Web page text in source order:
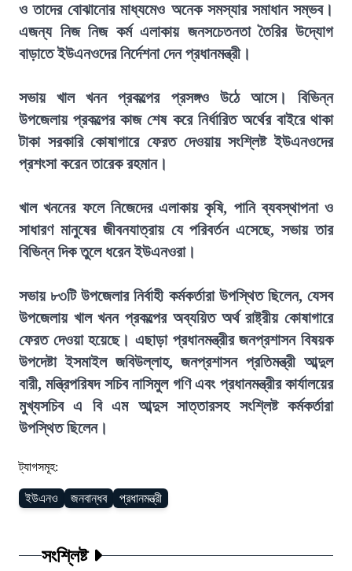
ও তাদের বোঝানোর মাধ্যমেও অনেক সমস্যার সমাধান সম্ভব।
এজন্য নিজ নিজ কর্ম এলাকায় জনসচেতনতা তৈরির উদ্যোগ
বাড়াতে ইউএনওদের নির্দেশনা দেন প্রধানমন্ত্রী।
সভায় খাল খনন প্রকল্পের প্রসঙ্গও উঠে আসে। বিভিন্ন
উপজেলায় প্রকল্পের কাজ শেষ করে নির্ধারিত অর্থের বাইরে থাকা
টাকা সরকারি কোষাগারে ফেরত দেওয়ায় সংশ্লিষ্ট ইউএনওদের
প্রশংসা করেন তারেক রহমান।
খাল খননের ফলে নিজেদের এলাকায় কৃষি, পানি ব্যবস্থাপনা ও
সাধারণ মানুষের জীবনযাত্রায় যে পরিবর্তন এসেছে, সভায় তার
বিভিন্ন দিক তুলে ধরেন ইউএনওরা।
সভায় ৮৩টি উপজেলার নির্বাহী কর্মকর্তারা উপস্থিত ছিলেন, যেসব
উপজেলায় খাল খনন প্রকল্পের অব্যয়িত অর্থ রাষ্ট্রীয় কোষাগারে
ফেরত দেওয়া হয়েছে। এছাড়া প্রধানমন্ত্রীর জনপ্রশাসন বিষয়ক
উপদেষ্টা ইসমাইল জবিউল্লাহ, জনপ্রশাসন প্রতিমন্ত্রী আব্দুল
বারী, মন্ত্রিপরিষদ সচিব নাসিমুল গণি এবং প্রধানমন্ত্রীর কার্যালয়ের
মুখ্যসচিব এ বি এম আব্দুস সাত্তারসহ সংশ্লিষ্ট কর্মকর্তারা
উপস্থিত ছিলেন।
ট্যাগসমূহ:
ইউএনও জনবান্ধব প্রধানমন্ত্রী
সংশ্লিষ্ট